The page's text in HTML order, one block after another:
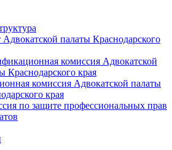
Адвокатской палаты Краснодарского
комиссия Адвокатской
Краснодарского края
комиссия Адвокатской палаты
края
по защите профессиональных прав